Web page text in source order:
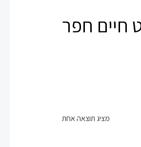
חיים חפר
מציג תוצאה אחת